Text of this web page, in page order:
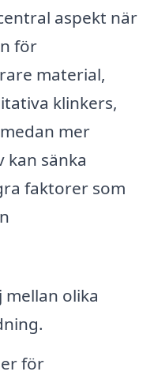
aspekt när
för
material,
klinkers,
mer
sänka
faktorer som
mellan olika
för